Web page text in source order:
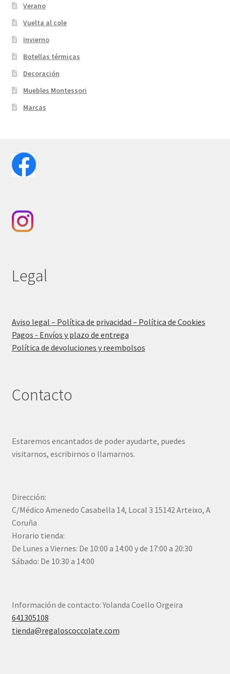
Verano
Vuelta al cole
Invierno
Botellas térmicas
Decoración
Muebles Montessori
Marcas
Legal
Aviso legal – Política de privacidad – Política de Cookies
Pagos - Envíos y plazo de entrega
Política de devoluciones y reembolsos
Contacto
Estaremos encantados de poder ayudarte, puedes
visitarnos, escribirnos o llamarnos.
Dirección:
C/Médico Amenedo Casabella 14, Local 3 15142 Arteixo, A
Coruña
Horario tienda:
De Lunes a Viernes: De 10:00 a 14:00 y de 17:00 a 20:30
Sábado: De 10:30 a 14:00
Información de contacto: Yolanda Coello Orgeira
641305108
tienda@regaloscoccolate.com